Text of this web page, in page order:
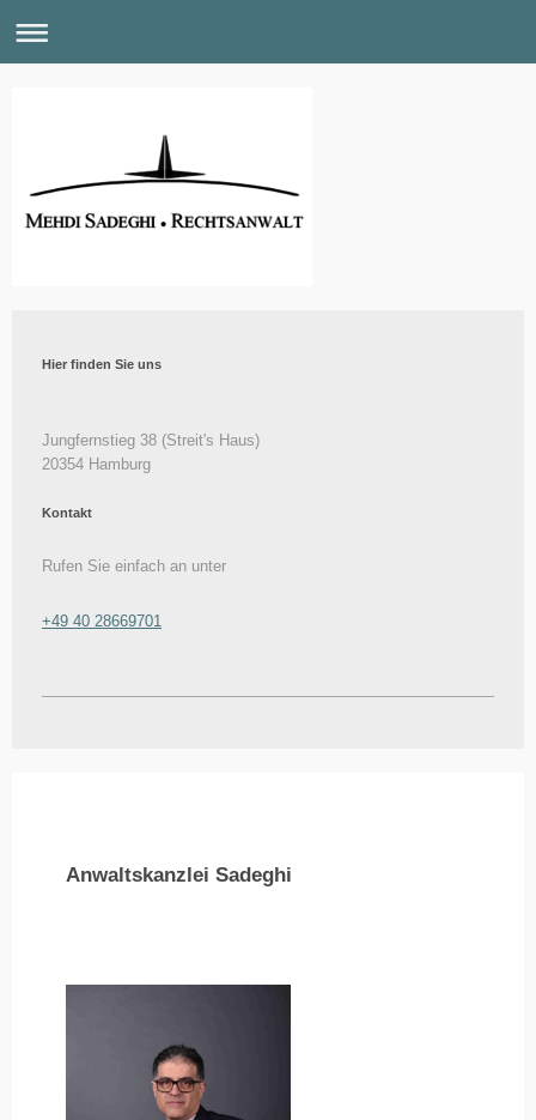
Hier finden Sie uns
Jungfernstieg 38 (Streit's Haus)
20354 Hamburg
Kontakt
Rufen Sie einfach an unter
+49 40 28669701
Anwaltskanzlei Sadeghi